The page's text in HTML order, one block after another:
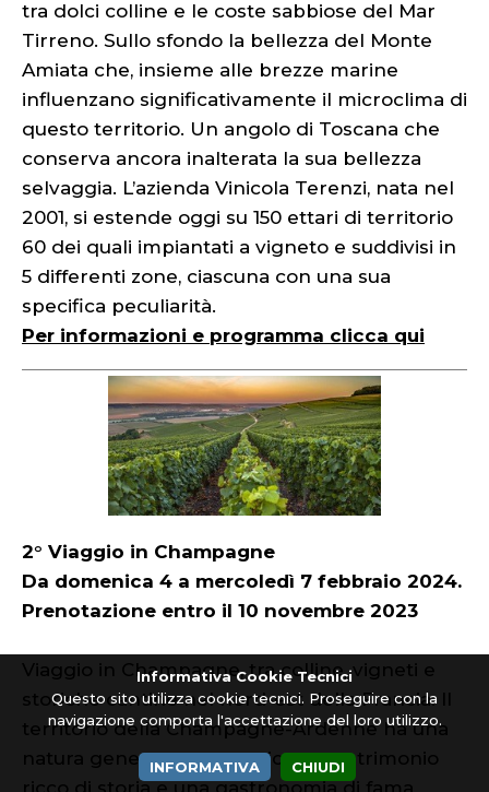
tra dolci colline e le coste sabbiose del Mar
Tirreno. Sullo sfondo la bellezza del Monte
Amiata che, insieme alle brezze marine
influenzano significativamente il microclima di
questo territorio. Un angolo di Toscana che
conserva ancora inalterata la sua bellezza
selvaggia. L’azienda Vinicola Terenzi, nata nel
2001, si estende oggi su 150 ettari di territorio
60 dei quali impiantati a vigneto e suddivisi in
5 differenti zone, ciascuna con una sua
specifica peculiarità.
Per informazioni e programma clicca qui
2° Viaggio in Champagne
Da domenica 4 a mercoledì 7 febbraio 2024.
Prenotazione entro il 10 novembre 2023
Viaggio in Champagne, tra colline, vigneti e
storiche cantine nel nord-est della Francia. Il
territorio della Champagne-Ardenne ha una
natura generosa e autentica, un patrimonio
Informativa Cookie Tecnici
Questo sito utilizza cookie tecnici. Proseguire con la
navigazione comporta l'accettazione del loro utilizzo.
INFORMATIVA CHIUDI